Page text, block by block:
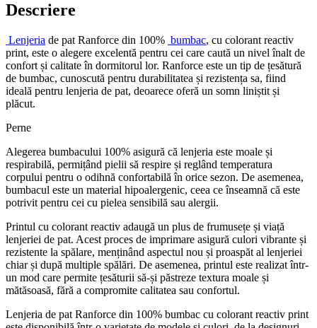
Descriere
Lenjeria de pat Ranforce din 100% bumbac, cu colorant reactiv
print, este o alegere excelentă pentru cei care caută un nivel înalt de
confort și calitate în dormitorul lor. Ranforce este un tip de țesătură
de bumbac, cunoscută pentru durabilitatea și rezistența sa, fiind
ideală pentru lenjeria de pat, deoarece oferă un somn liniștit și
plăcut.
Perne
Alegerea bumbacului 100% asigură că lenjeria este moale și
respirabilă, permițând pielii să respire și reglând temperatura
corpului pentru o odihnă confortabilă în orice sezon. De asemenea,
bumbacul este un material hipoalergenic, ceea ce înseamnă că este
potrivit pentru cei cu pielea sensibilă sau alergii.
Printul cu colorant reactiv adaugă un plus de frumusețe și viață
lenjeriei de pat. Acest proces de imprimare asigură culori vibrante și
rezistente la spălare, menținând aspectul nou și proaspăt al lenjeriei
chiar și după multiple spălări. De asemenea, printul este realizat într-
un mod care permite țesăturii să-și păstreze textura moale și
mătăsoasă, fără a compromite calitatea sau confortul.
Lenjeria de pat Ranforce din 100% bumbac cu colorant reactiv print